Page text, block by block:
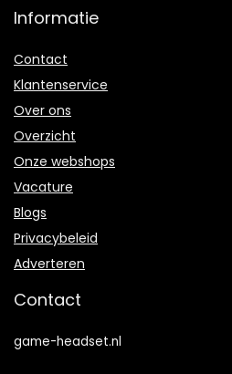
Informatie
Contact
Klantenservice
Over ons
Overzicht
Onze webshops
Vacature
Blogs
Privacybeleid
Adverteren
Contact
game-headset.nl